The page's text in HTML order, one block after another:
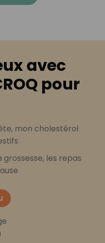
avec
pour
mon cholestérol
les repas